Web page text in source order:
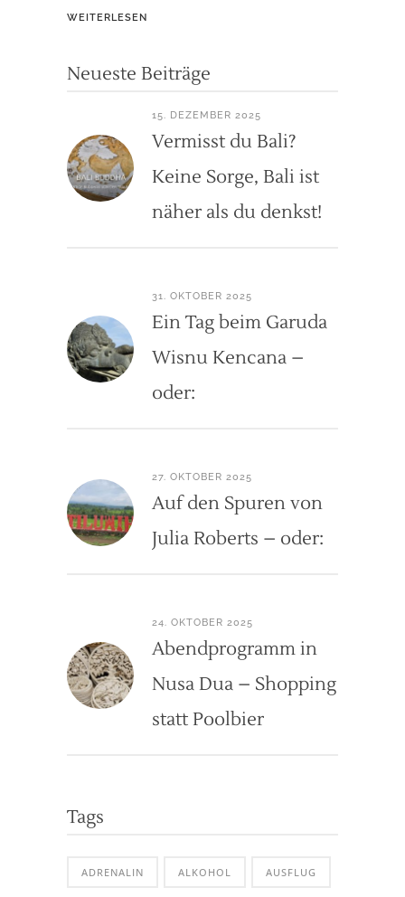
WEITERLESEN
Neueste Beiträge
15. DEZEMBER 2025
Vermisst du Bali?
Keine Sorge, Bali ist
näher als du denkst!
31. OKTOBER 2025
Ein Tag beim Garuda
Wisnu Kencana –
oder:
27. OKTOBER 2025
Auf den Spuren von
Julia Roberts – oder:
24. OKTOBER 2025
Abendprogramm in
Nusa Dua – Shopping
statt Poolbier
Tags
ADRENALIN ALKOHOL AUSFLUG